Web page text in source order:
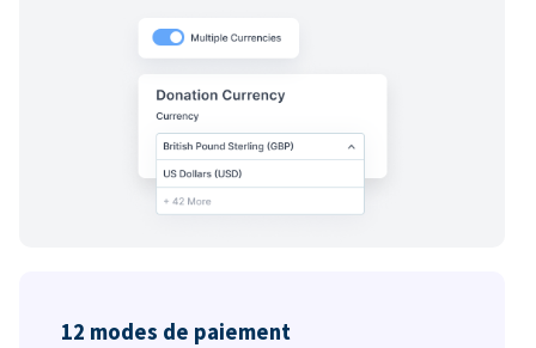
12 modes de paiement